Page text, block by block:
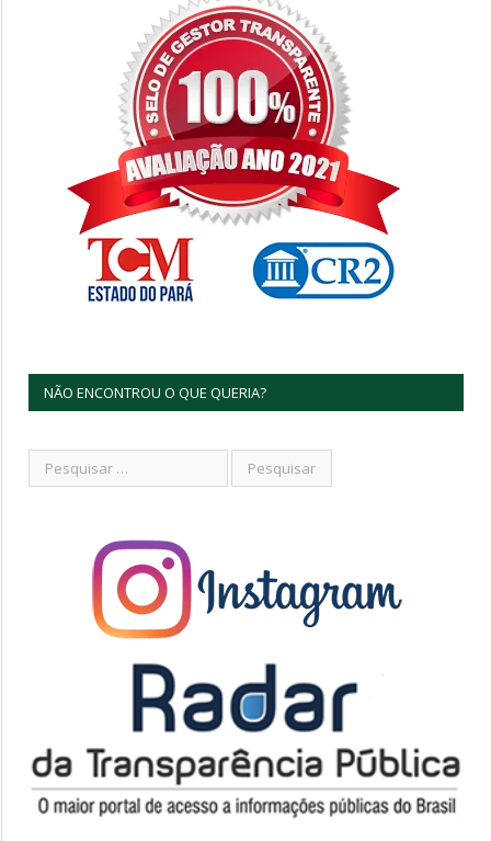
NÃO ENCONTROU O QUE QUERIA?